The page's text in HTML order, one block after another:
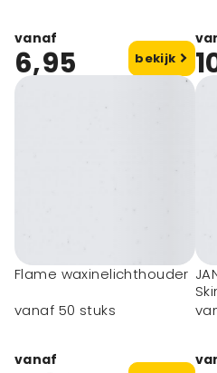
vanaf
6,95 bekijk
Flame waxinelichthouder
vanaf 50 stuks
vanaf